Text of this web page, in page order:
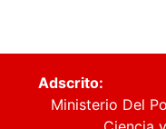
Adscrito:
Ministerio Del